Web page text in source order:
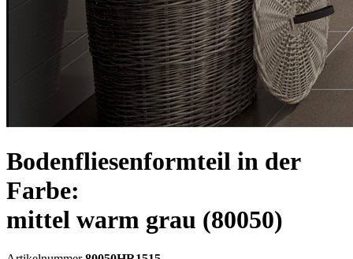
Bodenfliesenformteil in der
Farbe:
mittel warm grau (80050)